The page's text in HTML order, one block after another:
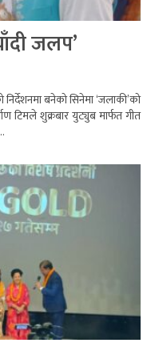
जलप’
बनेको सिनेमा ‘जलाकी’को
टिमले शुक्रबार युट्युब मार्फत गीत